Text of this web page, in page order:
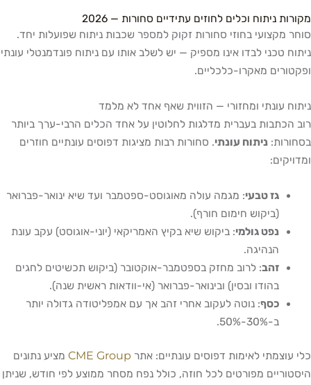
מקורות ניתוח וכלים לחוזים עתידיים סחורות — 2026
סוחר מקצועי בחוזי סחורות זקוק למספר שכבות ניתוח שפועלות יחד.
ניתוח טכני לבדו אינו מספיק — יש לשלב אותו עם ניתוח פונדמנטלי עונתי
ופקטורים מאקרו-כלכליים.
ניתוח עונתי ומחזורי — הזווית שאף אחד לא מלמד
רוב הכתבות בעברית מדלגות לחלוטין על אחד הכלים הרבי-ערך ביותר
בסחורות: ניתוח עונתי. סחורות רבות מציגות דפוסים עונתיים חוזרים
ומדויקים:
גז טבעי: מגמה עולה מאוגוסט-ספטמבר ועד שיא ינואר-פברואר
(ביקוש חימום חורף).
נפט גולמי: ביקוש שיא בקיץ האמריקאי (יוני-אוגוסט) עקב עונת
הנהיגה.
זהב: לרוב מחזק בספטמבר-אוקטובר (ביקוש תכשיטים לחגים
בהודו ובסין) ובינואר-פברואר (אי-וודאות ראשית שנה).
כסף: נוטה לעקוב אחרי זהב אך עם אמפליטודה גדולה יותר
ב-30%-50%.
כלי עוצמתי לאימות דפוסים עונתיים: אתר CME Group מציע נתונים
היסטוריים מפורטים לכל חוזה, כולל נפח מסחר ממוצע לפי חודש, שניתן